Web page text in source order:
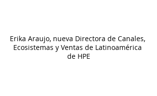
Erika Araujo, nueva Directora de Canales,
Ecosistemas y Ventas de Latinoamérica
de HPE